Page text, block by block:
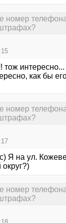
номер
тож
как бы
номер
Я на ул.
номер